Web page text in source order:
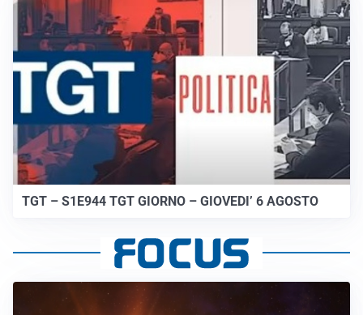
TGT – S1E944 TGT GIORNO – GIOVEDI’ 6 AGOSTO